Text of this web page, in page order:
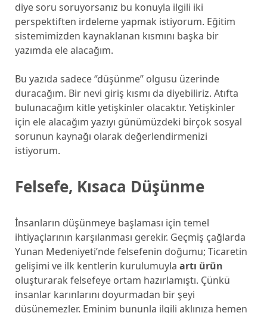
diye soru soruyorsanız bu konuyla ilgili iki
perspektiften irdeleme yapmak istiyorum. Eğitim
sistemimizden kaynaklanan kısmını başka bir
yazımda ele alacağım.
Bu yazıda sadece ‘’düşünme’’ olgusu üzerinde
duracağım. Bir nevi giriş kısmı da diyebiliriz. Atıfta
bulunacağım kitle yetişkinler olacaktır. Yetişkinler
için ele alacağım yazıyı günümüzdeki birçok sosyal
sorunun kaynağı olarak değerlendirmenizi
istiyorum.
Felsefe, Kısaca Düşünme
İnsanların düşünmeye başlaması için temel
ihtiyaçlarının karşılanması gerekir. Geçmiş çağlarda
Yunan Medeniyeti’nde felsefenin doğumu; Ticaretin
gelişimi ve ilk kentlerin kurulumuyla artı ürün
oluşturarak felsefeye ortam hazırlamıştı. Çünkü
insanlar karınlarını doyurmadan bir şeyi
düşünemezler. Eminim bununla ilgili aklınıza hemen